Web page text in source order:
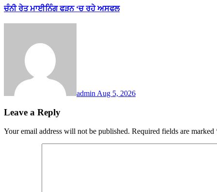
ਚੰਨੀ ਰੇਤ ਮਾਈਨਿੰਗ ਫੜਨ ‘ਚ ਰਹੇ ਅਸਫਲ
admin Aug 5, 2026
Leave a Reply
Your email address will not be published. Required fields are marked